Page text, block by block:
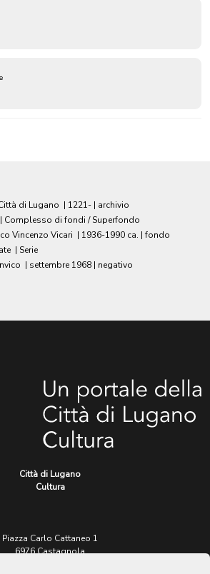
di Lugano | 1221- | archivio
| Complesso di fondi / Superfondo
Vincenzo Vicari | 1936-1990 ca. | fondo
| Serie
| settembre 1968 | negativo
Città di Lugano
Cultura
Piazza Carlo Cattaneo 1
6976 Castagnola